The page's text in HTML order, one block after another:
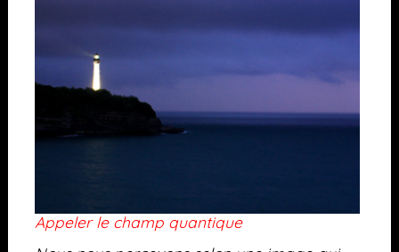
Appeler le champ quantique